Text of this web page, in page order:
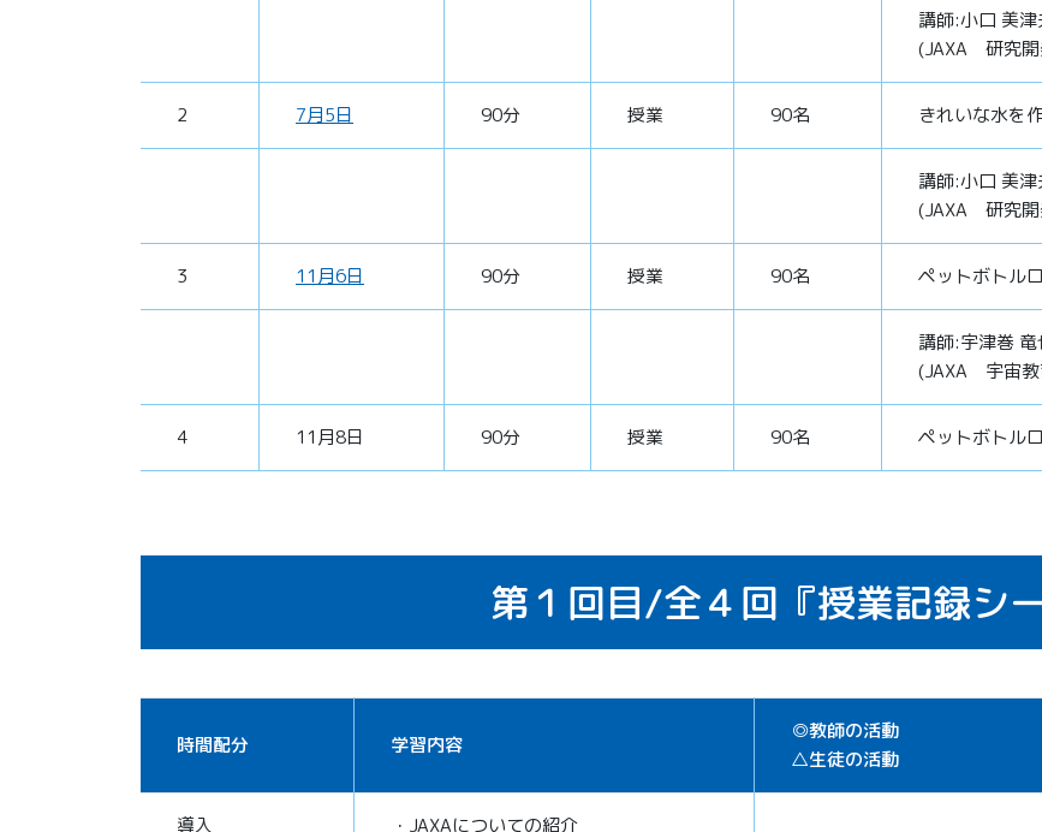
講師:小口 美津
(JAXA 研究
2 7月5日 90分 授業 90名 きれいな水を
講師:小口 美津
(JAXA 研究
3 11月6日 90分 授業 90名 ペットボトル
講師:宇津巻 竜
(JAXA 宇宙教
4 11月8日 90分 授業 90名 ペットボトル
第１回目/全４回 『授業記録シ
時間配分 学習内容
◎教師の活動
△生徒の活動
導入
・JAXAについての紹介